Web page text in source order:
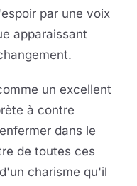
par une voix
apparaissant
un excellent
à contre
dans le
de toutes ces
charisme qu'il